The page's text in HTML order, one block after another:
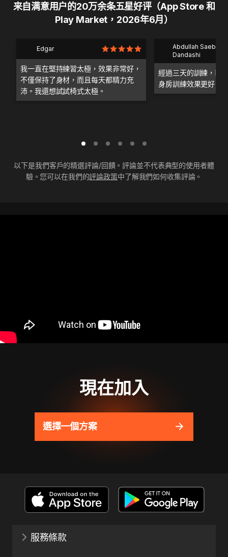
来自满意用户的20万余条五星好评（App Store 和
Play Market，2026年6月）
Edgar
我一直在堅持練習太極，效果非常好，
不僅保持了身材，而且每天都精力充
沛。我還想試試椅式太極。
Abdullah Saeb Al
Dandashi
經過三天的訓練，我
身房訓練效果更好。
以下是我們客戶的精選評論/回饋。評論並不代表典型的使用者體
驗。您可以在我們的評論政策中了解我們如何收集評論。
現在加入
選擇一個方案
服務條款